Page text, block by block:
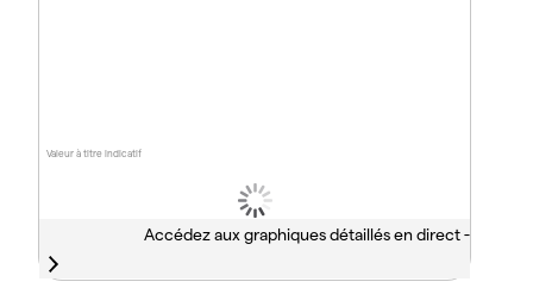
Valeur à titre indicatif
Accédez aux graphiques détaillés en direct -